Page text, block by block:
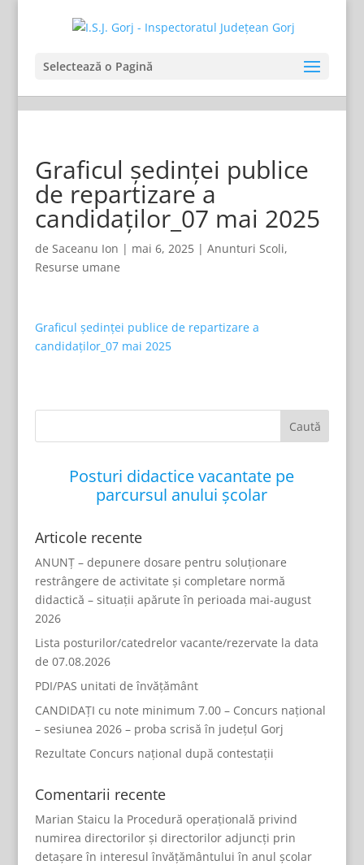
Selectează o Pagină
Graficul ședinței publice
de repartizare a
candidaților_07 mai 2025
de Saceanu Ion | mai 6, 2025| Anunturi Scoli,
Resurse umane
Graficul ședinței publice de repartizare a
candidaților_07 mai 2025
Posturi didactice vacantate pe
parcursul anului școlar
Articole recente
ANUNȚ – depunere dosare pentru soluționare
restrângere de activitate și completare normă
didactică – situații apărute în perioada mai-august
2026
Lista posturilor/catedrelor vacante/rezervate la data
de 07.08.2026
PDI/PAS unitati de învățământ
CANDIDAȚI cu note minimum 7.00 – Concurs național
– sesiunea 2026 – proba scrisă în județul Gorj
Rezultate Concurs național după contestații
Comentarii recente
Marian Staicu la Procedură operațională privind
numirea directorilor și directorilor adjuncți prin
detașare în interesul învățământului în anul școlar